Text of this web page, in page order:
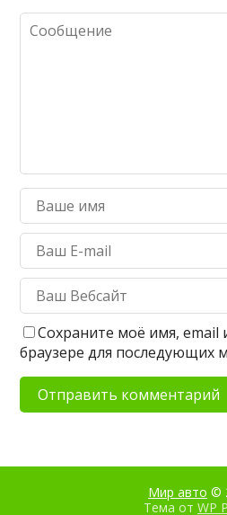
Сохраните моё имя, email
браузере для последующих
Мир авто ©
Тема от WP